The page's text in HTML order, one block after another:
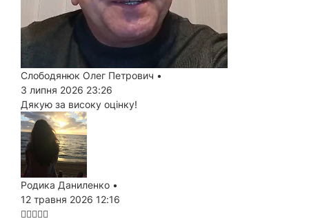
Слободянюк Олег Петрович •
3 липня 2026 23:26
Дякую за високу оцінку!
Родика Даниленко •
12 травня 2026 12:16